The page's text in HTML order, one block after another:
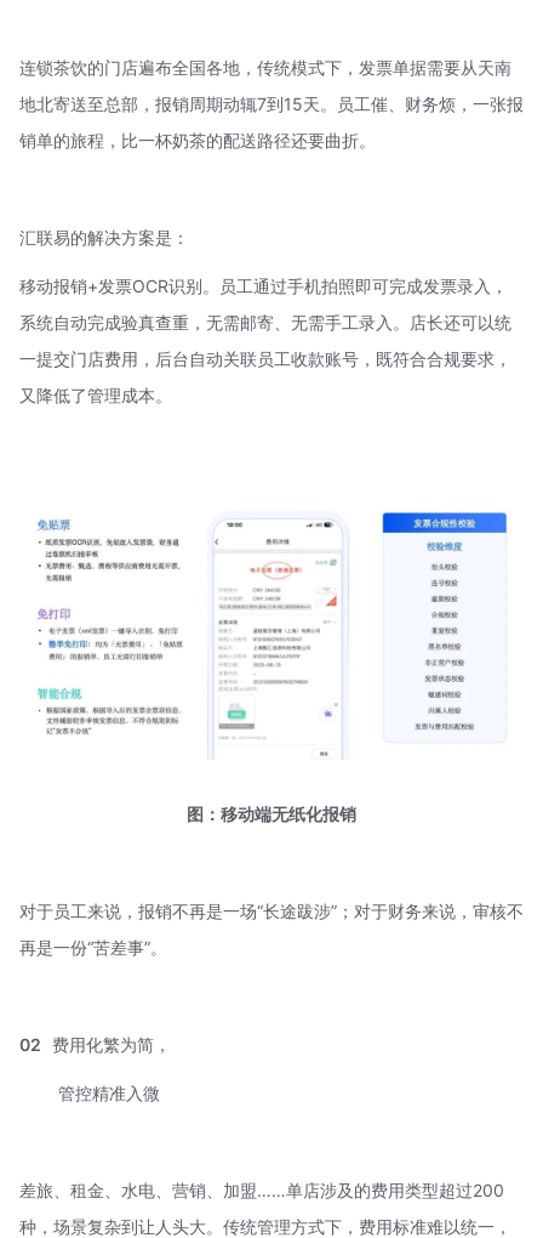
连锁茶饮的门店遍布全国各地，传统模式下，发票单据需要从天南
地北寄送至总部，报销周期动辄7到15天。员工催、财务烦，一张报
销单的旅程，比一杯奶茶的配送路径还要曲折。
汇联易的解决方案是：
移动报销+发票OCR识别。员工通过手机拍照即可完成发票录入，
系统自动完成验真查重，无需邮寄、无需手工录入。店长还可以统
一提交门店费用，后台自动关联员工收款账号，既符合合规要求，
又降低了管理成本。
图：移动端无纸化报销
对于员工来说，报销不再是一场“长途跋涉”；对于财务来说，审核不
再是一份“苦差事”。
02 费用化繁为简，
管控精准入微
差旅、租金、水电、营销、加盟……单店涉及的费用类型超过200
种，场景复杂到让人头大。传统管理方式下，费用标准难以统一，